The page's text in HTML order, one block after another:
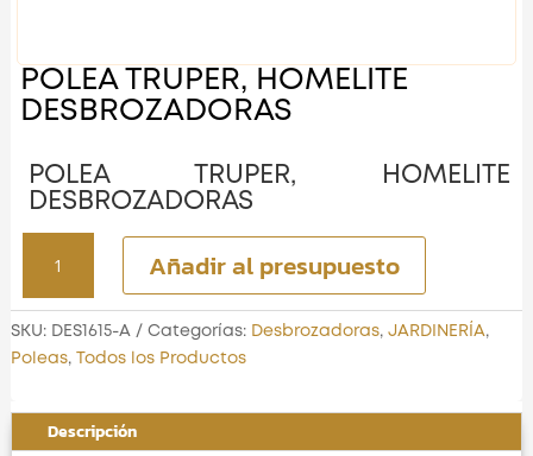
POLEA TRUPER, HOMELITE
DESBROZADORAS
POLEA TRUPER, HOMELITE
DESBROZADORAS
TRUPER,
HOMELITE
DESBROZADORAS
cantidad
Añadir al presupuesto
SKU: DES1615-A Categorías: Desbrozadoras, JARDINERÍA,
Poleas, Todos los Productos
Descripción